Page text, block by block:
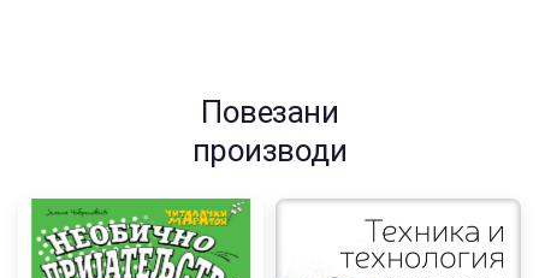
Повезани
производи